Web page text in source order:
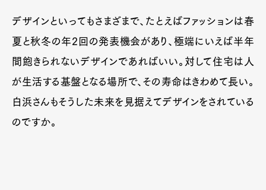
デザインといってもさまざまで、たとえばファッションは春
夏と秋冬の年2回の発表機会があり、極端にいえば半年
間飽きられないデザインであればいい。対して住宅は人
が生活する基盤となる場所で、その寿命はきわめて長い。
白浜さんもそうした未来を見据えてデザインをされている
のですか。